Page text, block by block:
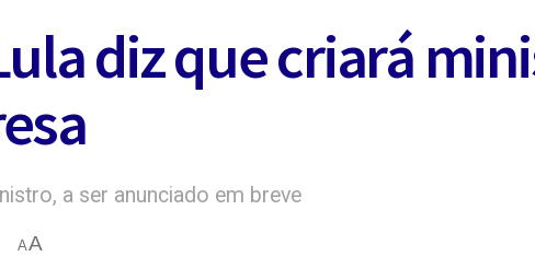
diz que criará
a ser anunciado em breve
AA